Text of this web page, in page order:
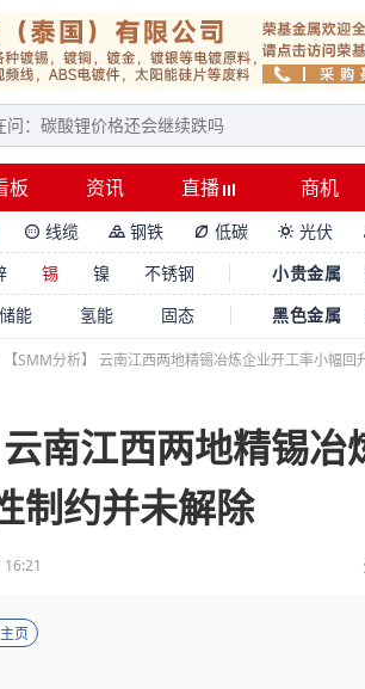
板 资讯 直播 商机
 线缆  钢铁  低碳  光伏
锡 镍 不锈钢 小贵金属
储能 氢能 固态 黑色金属
【SMM分析】 云南江西两地精锡冶炼企业开工率小幅
云南江西两地精锡
制约并未解除
页